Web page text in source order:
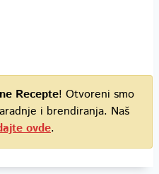
Recepte! Otvoreni smo
i brendiranja. Naš
ovde.